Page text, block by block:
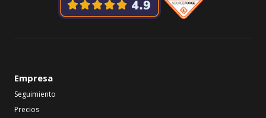
Empresa
Seguimiento
Precios